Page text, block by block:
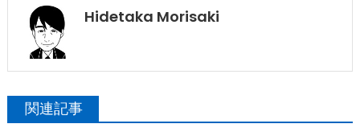
Hidetaka Morisaki
関連記事